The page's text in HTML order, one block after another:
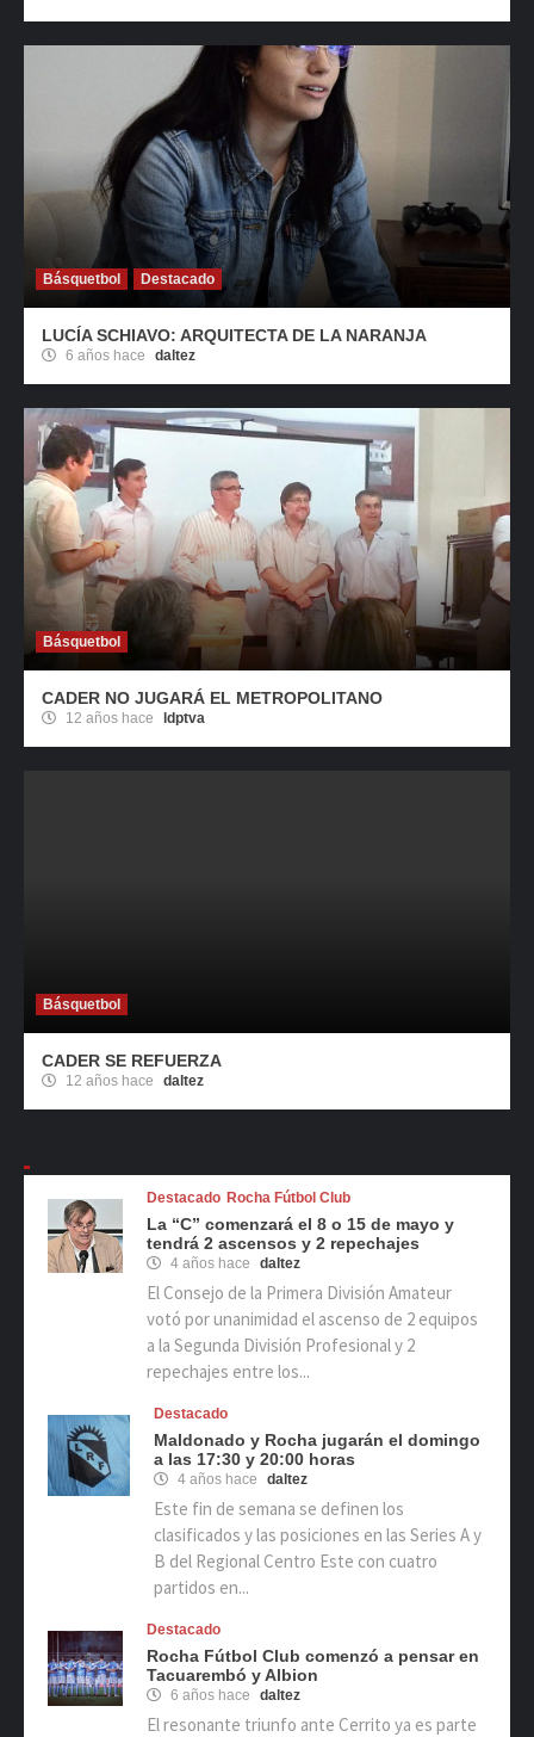
Básquetbol Destacado
LUCÍA SCHIAVO: ARQUITECTA DE LA NARANJA
6 años hace daltez
Básquetbol
CADER NO JUGARÁ EL METROPOLITANO
12 años hace ldptva
Básquetbol
CADER SE REFUERZA
12 años hace daltez
Destacado Rocha Fútbol Club
La “C” comenzará el 8 o 15 de mayo y
tendrá 2 ascensos y 2 repechajes
4 años hace daltez
El Consejo de la Primera División Amateur
votó por unanimidad el ascenso de 2 equipos
a la Segunda División Profesional y 2
repechajes entre los...
Destacado
Maldonado y Rocha jugarán el domingo
a las 17:30 y 20:00 horas
4 años hace daltez
Este fin de semana se definen los
clasificados y las posiciones en las Series A y
B del Regional Centro Este con cuatro
partidos en...
Destacado
Rocha Fútbol Club comenzó a pensar en
Tacuarembó y Albion
6 años hace daltez
El resonante triunfo ante Cerrito ya es parte